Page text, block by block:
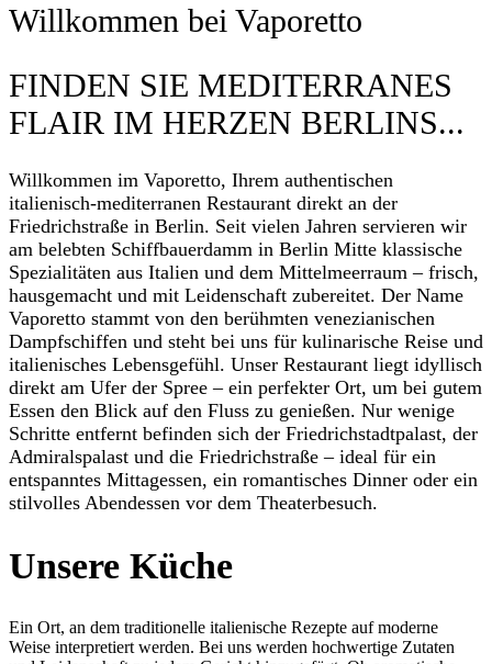
Willkommen bei Vaporetto
FINDEN SIE MEDITERRANES
FLAIR IM HERZEN BERLINS...
Willkommen im Vaporetto, Ihrem authentischen
italienisch-mediterranen Restaurant direkt an der
Friedrichstraße in Berlin. Seit vielen Jahren servieren wir
am belebten Schiffbauerdamm in Berlin Mitte klassische
Spezialitäten aus Italien und dem Mittelmeerraum – frisch,
hausgemacht und mit Leidenschaft zubereitet. Der Name
Vaporetto stammt von den berühmten venezianischen
Dampfschiffen und steht bei uns für kulinarische Reise und
italienisches Lebensgefühl. Unser Restaurant liegt idyllisch
direkt am Ufer der Spree – ein perfekter Ort, um bei gutem
Essen den Blick auf den Fluss zu genießen. Nur wenige
Schritte entfernt befinden sich der Friedrichstadtpalast, der
Admiralspalast und die Friedrichstraße – ideal für ein
entspanntes Mittagessen, ein romantisches Dinner oder ein
stilvolles Abendessen vor dem Theaterbesuch.
Unsere Küche
Ein Ort, an dem traditionelle italienische Rezepte auf moderne
Weise interpretiert werden. Bei uns werden hochwertige Zutaten